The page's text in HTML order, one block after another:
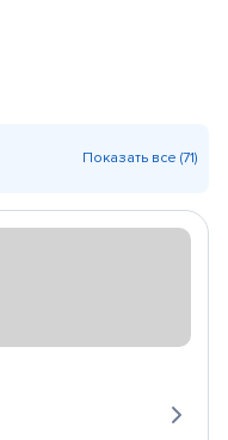
Показать все (71)